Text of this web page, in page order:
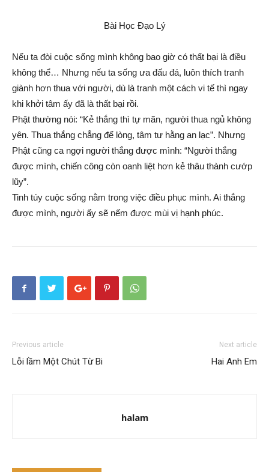
Bài Học Đạo Lý
Nếu ta đòi cuộc sống mình không bao giờ có thất bại là điều
không thể… Nhưng nếu ta sống ưa đấu đá, luôn thích tranh
giành hơn thua với người, dù là tranh một cách vi tế thì ngay
khi khởi tâm ấy đã là thất bại rồi.
Phật thường nói: “Kẻ thắng thì tự mãn, người thua ngủ không
yên. Thua thắng chẳng để lòng, tâm tư hằng an lạc”. Nhưng
Phật cũng ca ngợi người thắng được mình: “Người thắng
được mình, chiến công còn oanh liệt hơn kẻ thâu thành cướp
lũy”.
Tinh túy cuộc sống nằm trong việc điều phục mình. Ai thắng
được mình, người ấy sẽ nếm được mùi vị hạnh phúc.
Previous article
Lỗi lầm Một Chút Từ Bi
Next article
Hai Anh Em
halam